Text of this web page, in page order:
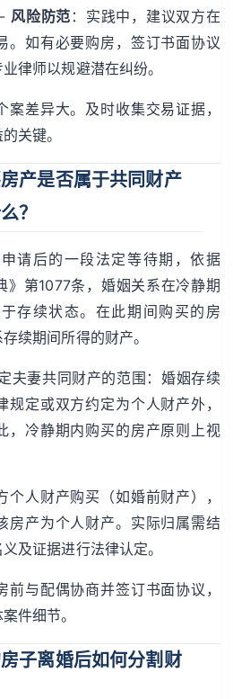
风险防范 ：实践中，建议双方在
。如有必要购房，签订书面协议
律师以规避潜在纠纷。
案差异大。及时收集交易证据，
关键。
产是否属于共同财产
？
请后的一段法定等待期，依据
》第1077条，婚姻关系在冷静期
存续状态。在此期间购买的房
续期间所得的财产。
夫妻共同财产的范围：婚姻存续
定或双方约定为个人财产外，
，冷静期内购买的房产原则上视
人财产购买（如婚前财产），
房产为个人财产。实际归属需结
及证据进行法律认定。
与配偶协商并签订书面协议，
件细节。
子离婚后如何分割财